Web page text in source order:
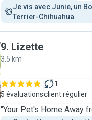
Je vis avec Junie, un
Terrier-Chihuahua
9. Lizette
3.5 km
5 évaluations
1
client régulier
"Your Pet's Home Away